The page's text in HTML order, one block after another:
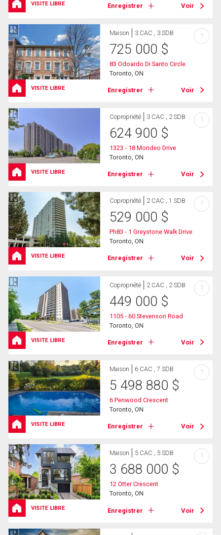
VISITE LIBRE Enregistrer Voir
VISITE LIBRE
Maison 3 CAC , 3 SDB
725 000 $
83 Odoardo Di Santo Circle
Toronto, ON
Enregistrer Voir
?
VISITE LIBRE
Copropriété 3 CAC , 2 SDB
624 900 $
1323 - 18 Mondeo Drive
Toronto, ON
Enregistrer Voir
?
VISITE LIBRE
Copropriété 2 CAC , 1 SDB
529 000 $
Ph83 - 1 Greystone Walk Drive
Toronto, ON
Enregistrer Voir
?
VISITE LIBRE
Copropriété 2 CAC , 2 SDB
449 000 $
1105 - 60 Stevenson Road
Toronto, ON
Enregistrer Voir
?
VISITE LIBRE
Maison 6 CAC , 7 SDB
5 498 880 $
6 Penwood Crescent
Toronto, ON
Enregistrer Voir
?
VISITE LIBRE
Maison 5 CAC , 5 SDB
3 688 000 $
12 Otter Crescent
Toronto, ON
Enregistrer Voir
?